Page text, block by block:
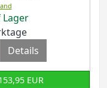
Lager
Details
EUR